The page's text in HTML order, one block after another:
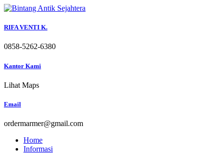
Skip
content
RIFA VENTI K.
0858-5262-6380
Kantor Kami
Lihat Maps
Email
ordermarmer@gmail.com
Home
Informasi